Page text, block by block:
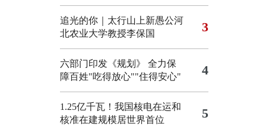
追光的你｜太行山上新愚公河
北农业大学教授李保国
3
六部门印发《规划》 全力保
障百姓"吃得放心""住得安心"
4
1.25亿千瓦！我国核电在运和
核准在建规模居世界首位
5